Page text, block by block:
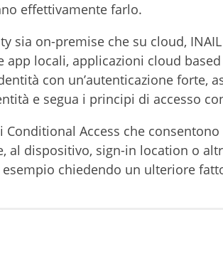
effettivamente farlo.
sia on-premise che su cloud,
locali, applicazioni cloud based
con un’autenticazione forte,
e segua i principi di accesso
Access che
al dispositivo, sign-in location o
esempio chiedendo un ulteriore